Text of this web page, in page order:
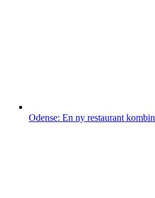
Odense: En ny restaurant